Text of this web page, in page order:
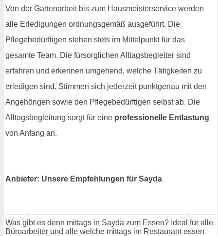
Von der Gartenarbeit bis zum Hausmeisterservice werden
alle Erledigungen ordnungsgemäß ausgeführt. Die
Pflegebedürftigen stehen stets im Mittelpunkt für das
gesamte Team. Die fürsorglichen Alltagsbegleiter sind
erfahren und erkennen umgehend, welche Tätigkeiten zu
erledigen sind. Stimmen sich jederzeit punktgenau mit den
Angehörigen sowie den Pflegebedürftigen selbst ab. Die
Alltagsbegleitung sorgt für eine professionelle Entlastung
von Anfang an.
Anbieter: Unsere Empfehlungen für Sayda
Was gibt es denn mittags in Sayda zum Essen? Ideal für alle
Büroarbeiter und alle welche mittags im Restaurant essen